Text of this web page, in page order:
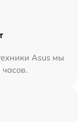
Asus мы